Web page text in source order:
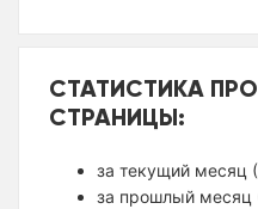
СТАТИСТИКА
СТРАНИЦЫ:
за текущий месяц
за прошлый